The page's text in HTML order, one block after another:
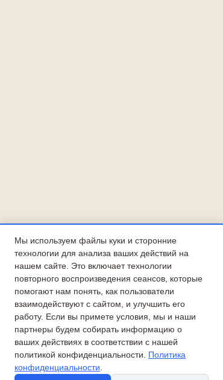
Мы используем файлы куки и сторонние
технологии для анализа ваших действий на
нашем сайте. Это включает технологии
повторного воспроизведения сеансов, которые
помогают нам понять, как пользователи
взаимодействуют с сайтом, и улучшить его
работу. Если вы примете условия, мы и наши
партнеры будем собирать информацию о
ваших действиях в соответствии с нашей
политикой конфиденциальности. Политика
конфиденциальности